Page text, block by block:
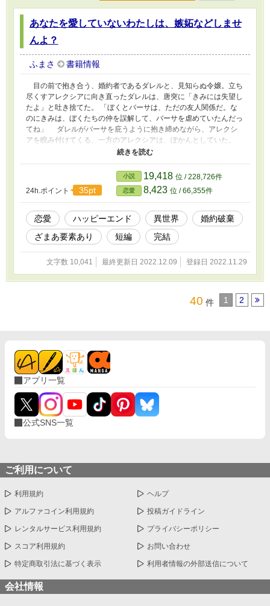
あなたを愛していないわたしは、嫉妬などしませ
んよ？
ふまさ 書籍情報
目の前で抱き合う、婚約者であるダレルと、見知らぬ令嬢。立ち
尽くすアレクシアに向き直ったダレルは、唐突に「きみには失望し
たよ」と吐き捨てた。 「ぼくとバーサは、ただの友人関係だ。な
のにきみは、ぼくたちの仲を誤解して、バーサを虐めていたんだっ
てね」 ダレルがバーサを庇うように抱き締めながら、アレクシ
アを睨み付けてくる。一方のアレクシアは、ぽかんとしていた。
「……あの。わたし、そのバーサという方とはじめてお会いしたの
ですが」 バーサは、まあ、と涙を滲ませた。 「そんな言い訳す
るなんて、ひどいですわ！ 子爵令嬢のあなたは、伯爵令嬢のわた
しに逆らうことなどできないでしょうと、あたしを打ちながら笑っ
ていたではありませんか？！」 「？ はあ。あなたは、子爵令嬢
なのですね」 覚えがなさ過ぎて、怒りすらわいてこないアレク
シア。業を煮やしたように、ダレルは声を荒げた。 「お前！ さ
っきからその態度は何だ！！」 アレクシアは、そう言われまし
ても、と顎に手を当てた。 「──わたしがあなた方の仲を誤解して
バーサに嫉妬して、だから、ぼくの知らないとこでバーサを虐め
そもそもそのような嫉妬は、相手を愛しているからこそ、するもの
ではないのですか？」 ダレルは、え、と口を半開きにした。
この作品は、小説家になろう様でも掲載しています。
24h.ポイント 35pt
小説 19,418 位 / 228,726件
恋愛 8,423 位 / 66,355件
恋愛 ハッピーエンド 異世界
婚約破棄
ざまあ要素あり
短編 完結
文字数 10,041 最終更新日 2022.12.09 登録日 2022.11.29
40 件 1 2
アプリ一覧
公式SNS一覧
ご利用について
利用規約 ヘルプ
アルファコイン利用規約 投稿ガイドライン
レンタルサービス利用規約 プライバシーポリシー
スコア利用規約 お問い合わせ
特定商取引法に基づく表示 利用者情報の外部送信について
会社情報